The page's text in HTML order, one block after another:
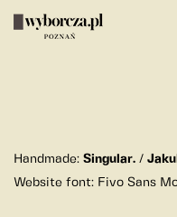
Handmade: Singular. /
Website font: Fivo Sans